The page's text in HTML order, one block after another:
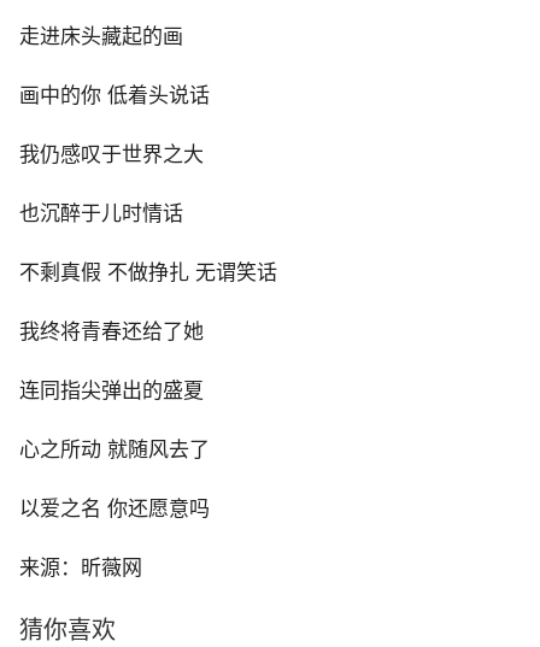
走进床头藏起的画
画中的你 低着头说话
我仍感叹于世界之大
也沉醉于儿时情话
不剩真假 不做挣扎 无谓笑话
我终将青春还给了她
连同指尖弹出的盛夏
心之所动 就随风去了
以爱之名 你还愿意吗
来源：昕薇网
猜你喜欢